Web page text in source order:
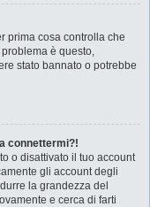
prima cosa controlla che
è questo,
stato bannato o potrebbe
connettermi?!
o disattivato il tuo account
gli account degli
la grandezza del
e cerca di farti